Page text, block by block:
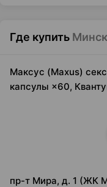
Где купить Минск
Максус (Maxus)
капсулы ×60,
пр-т Мира, д. 1 (ЖК